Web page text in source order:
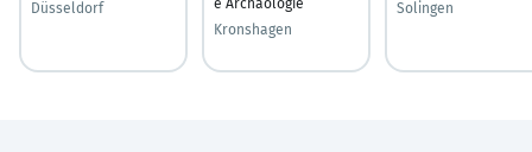
Düsseldorf
Kronshagen
Solingen